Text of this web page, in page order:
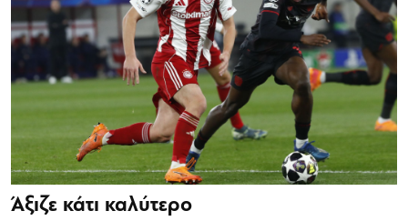
Άξιζε κάτι καλύτερο